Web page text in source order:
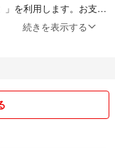
買い求めください！
ベルト #EMS #ダイエッ
を利用します。お支払
りします。
いお取引ができるよう
ご相談などもお気軽にど
続きを表示する